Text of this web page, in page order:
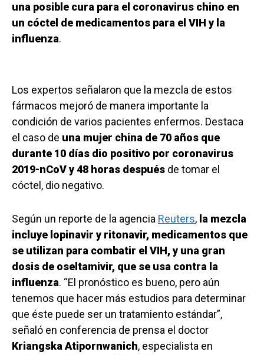
una posible cura para el coronavirus chino en
un cóctel de medicamentos para el VIH y la
influenza.
Los expertos señalaron que la mezcla de estos
fármacos mejoró de manera importante la
condición de varios pacientes enfermos. Destaca
el caso de una mujer china de 70 años que
durante 10 días dio positivo por coronavirus
2019-nCoV y 48 horas después de tomar el
cóctel, dio negativo.
Según un reporte de la agencia Reuters, la mezcla
incluye lopinavir y ritonavir, medicamentos que
se utilizan para combatir el VIH, y una gran
dosis de oseltamivir, que se usa contra la
influenza. “El pronóstico es bueno, pero aún
tenemos que hacer más estudios para determinar
que éste puede ser un tratamiento estándar”,
señaló en conferencia de prensa el doctor
Kriangska Atipornwanich, especialista en